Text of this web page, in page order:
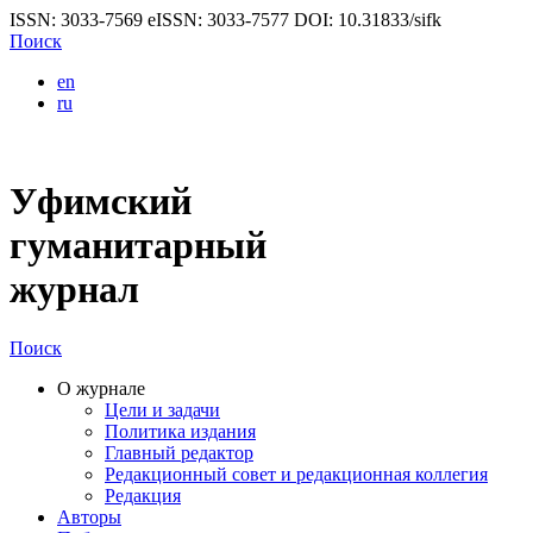
ISSN: 3033-7569 eISSN: 3033-7577 DOI: 10.31833/sifk
Поиск
en
ru
Уфимский
гуманитарный
журнал
Поиск
О журнале
Цели и задачи
Политика издания
Главный редактор
Редакционный совет и редакционная коллегия
Редакция
Авторы